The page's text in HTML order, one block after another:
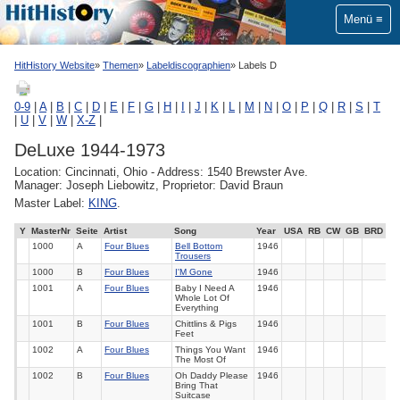
Menü
HitHistory Website Themen Labeldiscographien Labels D
0-9 A| B C D E F G H J K L M N O P Q R S
T
U V W X-Z
DeLuxe 1944-1973
Location: Cincinnati, Ohio - Address: 1540 Brewster Ave.
Manager: Joseph Liebowitz, Proprietor: David Braun
Master Label: KING.
Y MasterNr Seite Artist Song Year USA RB CW GB BRD
1000
A Four Blues
Bell Bottom
Trousers
1946
1000 B Four Blues I'M Gone
1946
1001
A Four Blues
Baby I Need A
Whole Lot Of
Everything
1946
1001 B Four Blues
Chittlins & Pigs
Feet
1946
1002 A Four Blues
Things You Want
The Most Of
1946
1002 B Four Blues
Oh Daddy Please
Bring That
Suitcase
1946